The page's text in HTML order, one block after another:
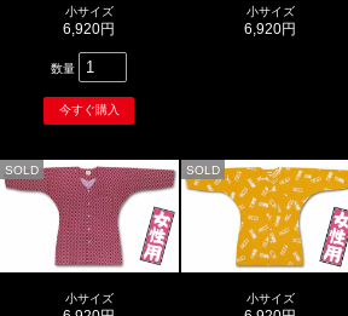
小サイズ
6,920円
数量
小サイズ
6,920円
SOLD
小サイズ
SOLD
小サイズ